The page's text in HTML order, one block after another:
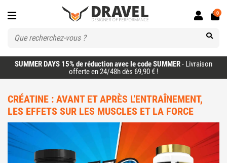
SUMMER DAYS 15% de réduction avec le code SUMMER- Livraison
offerte en 24/48h dès 69,90 € !
0
CRÉATINE : AVANT ET APRÈS L'ENTRAÎNEMENT,
LES EFFETS SUR LES MUSCLES ET LA FORCE